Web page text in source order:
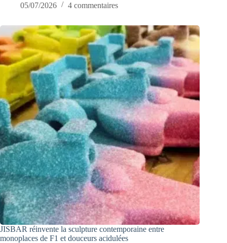
05/07/2026
4 commentaires
JISBAR réinvente la sculpture contemporaine entre
monoplaces de F1 et douceurs acidulées